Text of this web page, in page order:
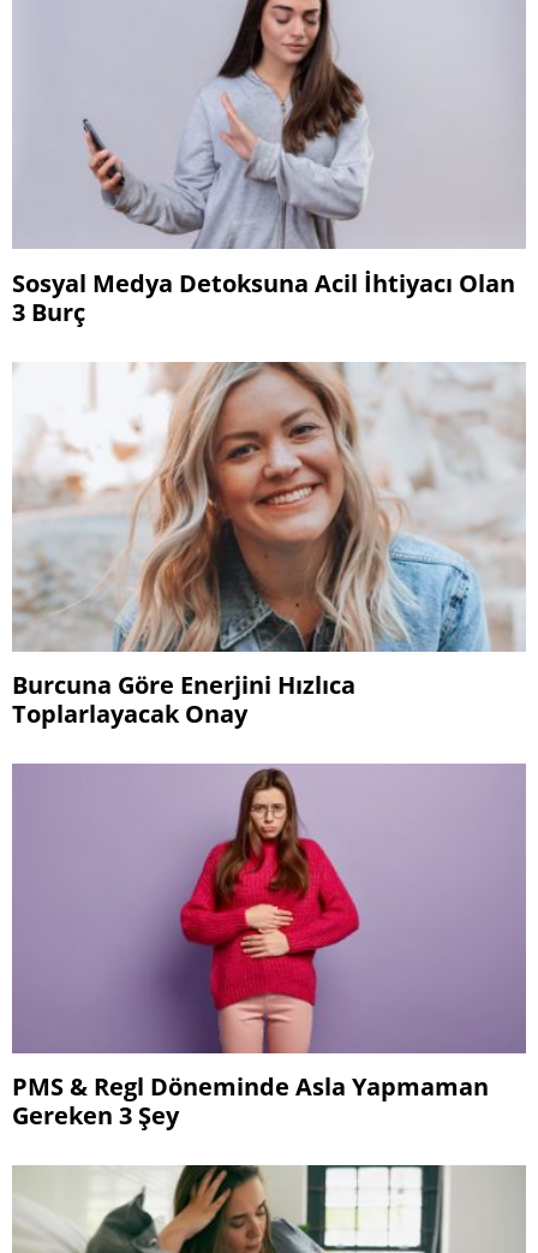
Sosyal Medya Detoksuna Acil İhtiyacı Olan
3 Burç
Burcuna Göre Enerjini Hızlıca
Toplarlayacak Onay
PMS & Regl Döneminde Asla Yapmaman
Gereken 3 Şey